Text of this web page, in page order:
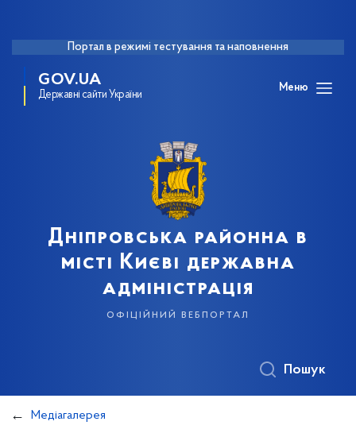
Портал в режимі тестування та наповнення
GOV.UA
Державні сайти України
Меню
Дніпровська районна в
місті Києві державна
адміністрація
офіційний вебпортал
Пошук
Медіагалерея